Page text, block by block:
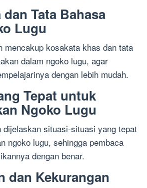
Tata Bahasa
Lugu
mencakup kosakata khas dan tata
dalam ngoko lugu, agar
dengan lebih mudah.
Tepat untuk
Ngoko Lugu
dijelaskan situasi-situasi yang tepat
ngoko lugu, sehingga pembaca
dengan benar.
dan Kekurangan